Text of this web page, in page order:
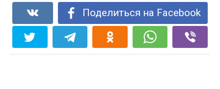
Поделиться на Facebook